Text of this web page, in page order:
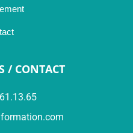
/ CONTACT